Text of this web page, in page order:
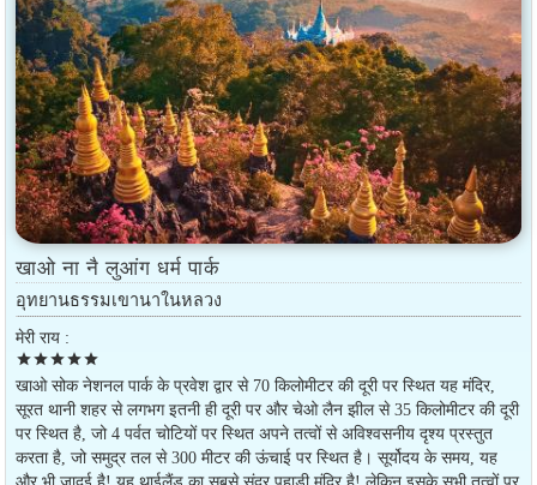
खाओ ना नै लुआंग धर्म पार्क
อุทยานธรรมเขานาในหลวง
मेरी राय :
starstarstarstarstar
खाओ सोक नेशनल पार्क के प्रवेश द्वार से 70 किलोमीटर की दूरी पर स्थित यह मंदिर,
सूरत थानी शहर से लगभग इतनी ही दूरी पर और चेओ लैन झील से 35 किलोमीटर की दूरी
पर स्थित है, जो 4 पर्वत चोटियों पर स्थित अपने तत्वों से अविश्वसनीय दृश्य प्रस्तुत
करता है, जो समुद्र तल से 300 मीटर की ऊंचाई पर स्थित है। सूर्योदय के समय, यह
और भी जादुई है! यह थाईलैंड का सबसे सुंदर पहाड़ी मंदिर है! लेकिन इसके सभी तत्वों पर